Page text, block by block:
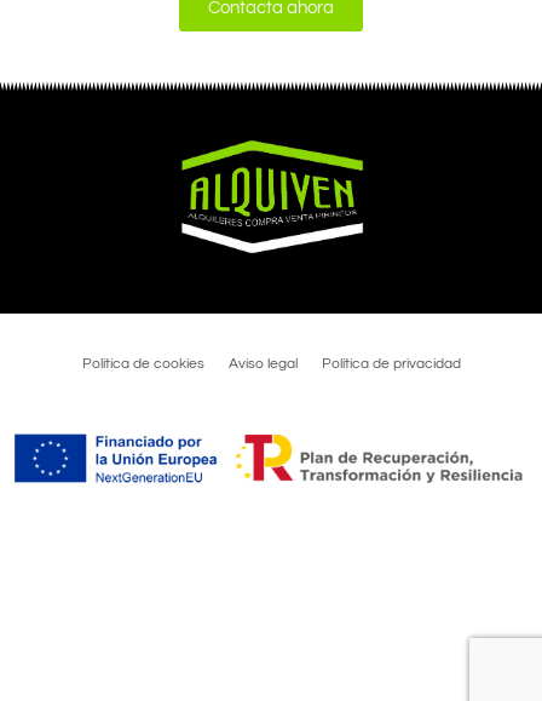
Contacta ahora
Política de cookies Aviso legal Política de privacidad